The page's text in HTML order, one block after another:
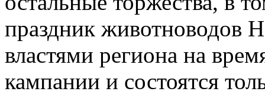
праздник животноводов
властями региона на
кампании и состоятся